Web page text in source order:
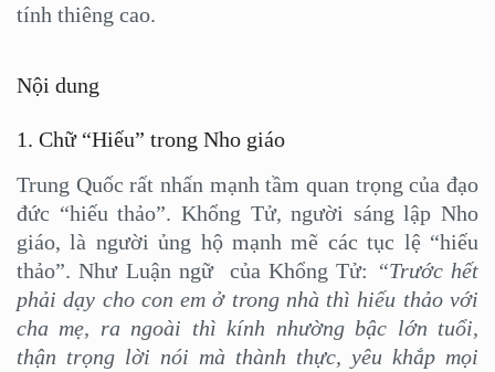
tính thiêng cao.
Nội dung
1. Chữ “Hiếu” trong Nho giáo
Trung Quốc rất nhấn mạnh tầm quan trọng của đạo
đức “hiếu thảo”. Khổng Tử, người sáng lập Nho
giáo, là người ủng hộ mạnh mẽ các tục lệ “hiếu
thảo”. Như Luận ngữ của Khổng Tử: “Trước hết
phải dạy cho con em ở trong nhà thì hiếu thảo với
cha mẹ, ra ngoài thì kính nhường bậc lớn tuổi,
thận trọng lời nói mà thành thực, yêu khắp mọi